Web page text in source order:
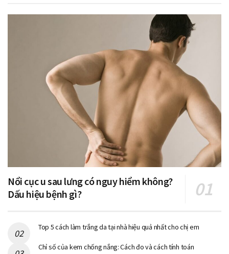
Nổi cục u sau lưng có nguy hiểm không?
Dấu hiệu bệnh gì?
Top 5 cách làm trắng da tại nhà hiệu quả nhất cho chị em
Chỉ số của kem chống nắng: Cách đo và cách tính toán